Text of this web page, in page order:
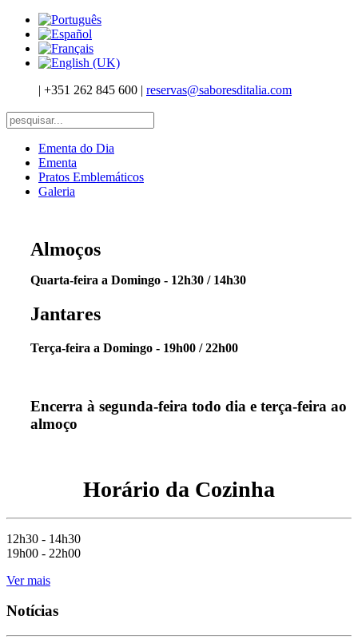
| +351 262 845 600 | reservas@saboresditalia.com
Ementa do Dia
Ementa
Pratos Emblemáticos
Galeria
Almoços
Quarta-feira a Domingo - 12h30 / 14h30
Jantares
Terça-feira a Domingo - 19h00 / 22h00
Encerra à segunda-feira todo dia e terça-feira ao
almoço
Horário da Cozinha
12h30 - 14h30
19h00 - 22h00
Ver mais
Notícias